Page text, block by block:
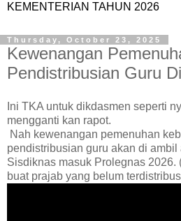
KEMENTERIAN TAHUN 2026
Thursday, October 23, 2025
Kewenangan
Pendistribusian Guru
Ini TKA untuk dikdasmen seperti
mengganti kan rapot.
Nah kewenangan pemenuhan
pendistribusian guru akan di
Sisdiknas masuk Prolegnas 2026.
buat prajab yang belum